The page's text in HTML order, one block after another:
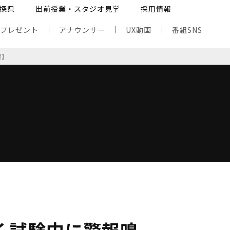
県 出前授業・スタジオ見学 採用情報
レゼント アナウンサー UX動画 番組SNS